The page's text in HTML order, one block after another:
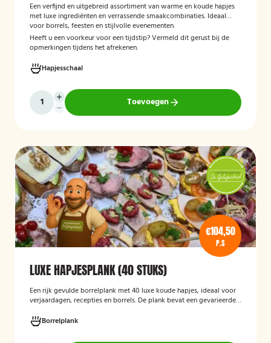
Een verfijnd en uitgebreid assortiment van warme en koude hapjes
met luxe ingrediënten en verrassende smaakcombinaties. Ideaal
voor borrels, feesten en stijlvolle evenementen.
Heeft u een voorkeur voor een tijdstip? Vermeld dit gerust bij de
opmerkingen tijdens het afrekenen.
Hapjesschaal
Toevoegen
€104,50
P.S
LUXE HAPJESPLANK (40 STUKS)
Een rijk gevulde borrelplank met 40 luxe koude hapjes, ideaal voor
verjaardagen, recepties en borrels. De plank bevat een gevarieerde
stijlvol worden gepresenteerd, zodat je gasten direct kunnen
genieten.
Borrelplank